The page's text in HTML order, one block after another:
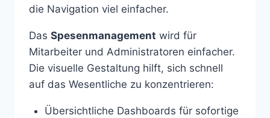
die Navigation viel einfacher.
Das Spesenmanagement wird für
Mitarbeiter und Administratoren einfacher.
Die visuelle Gestaltung hilft, sich schnell
auf das Wesentliche zu konzentrieren:
Übersichtliche Dashboards für sofortige